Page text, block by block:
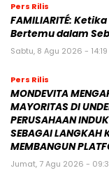
Pers Rilis
FAMILIARITÉ:
Bertemu dalam
Sabtu, 8 Agu 2026 - 14:19
Pers Rilis
MONDEVITA
MAYORITAS DI
PERUSAHAAN
SEBAGAI LANGKAH
MEMBANGUN
Jumat, 7 Agu 2026 -